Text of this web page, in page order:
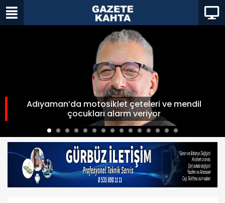
Adıyaman’da motosiklet çeteleri ve mendil
çocukları alarm veriyor